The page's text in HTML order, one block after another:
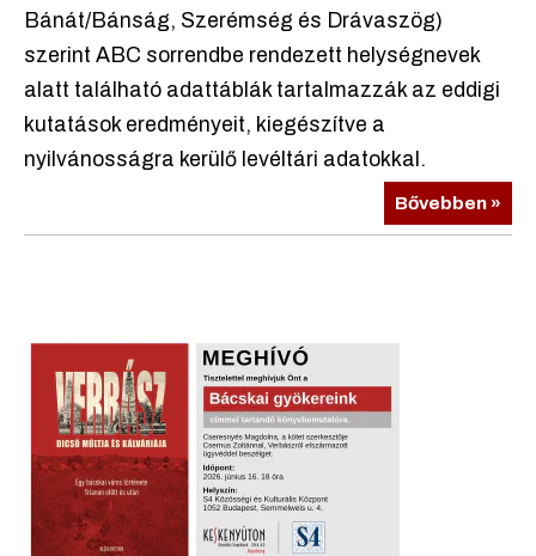
Bánát/Bánság, Szerémség és Drávaszög)
szerint ABC sorrendbe rendezett helységnevek
alatt található adattáblák tartalmazzák az eddigi
kutatások eredményeit, kiegészítve a
nyilvánosságra kerülő levéltári adatokkal.
Bővebben »